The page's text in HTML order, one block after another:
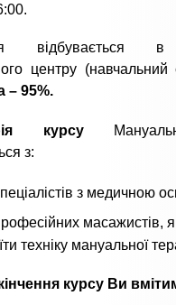
відбувається в
центру (навчальний
– 95%.
курсу
з:
з медичною
масажистів,
техніку мануальної
курсу Ви